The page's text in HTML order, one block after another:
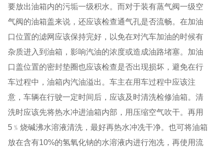
要放出油箱内的污垢一级积水。而对于装有蒸气阀一级空
气阀的油箱盖来说，还应该检查通气孔是否流畅。在加油
口位置的滤网应该保持完好，以免在对汽车加油的时候有
杂质进入到油箱，影响汽油的浓度或造成油路堵塞。加油
口盖位置的密封垫圈也应该检查是否出现损坏，避免在行
车过程中，油箱内汽油溢出。车主在用车过程中应该注
意，车辆在行驶一定时间后，应该及时清洗检修油箱。清
洗时应该先将热水冲进油箱内部，用压缩空气吹干。再用
5﹪烧碱沸水溶液清洗，最好再热水冲冼干净。也可将油箱
放在含有10%的氢氧化钠的水溶液内进行泡冼，再使用流